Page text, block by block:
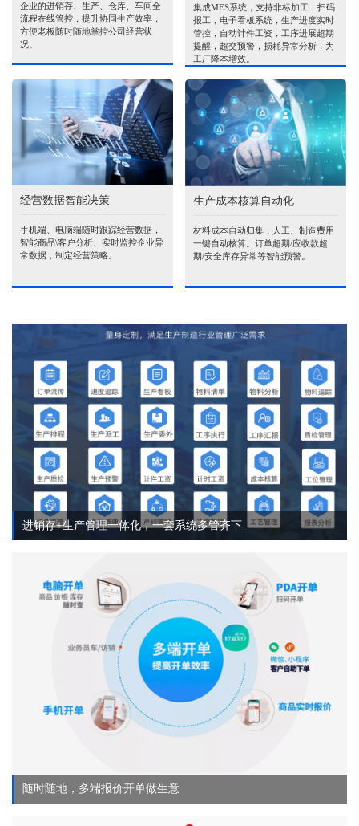
企业的进销存、生产、仓库、车间全
流程在线管控，提升协同生产效率，
方便老板随时随地掌控公司经营状
况。
集成MES系统，支持非标加工，扫码
报工，电子看板系统，生产进度实时
管控，自动计件工资，工序进展超期
提醒，超交预警，损耗异常分析，为
工厂降本增效。
经营数据智能决策
手机端、电脑端随时跟踪经营数据，
智能商品\客户分析、实时监控企业异
常数据，制定经营策略。
生产成本核算自动化
材料成本自动归集，人工、制造费用
一键自动核算。订单超期/应收款超
期/安全库存异常等智能预警。
进销存+生产管理一体化，一套系统多管齐下
随时随地，多端报价开单做生意